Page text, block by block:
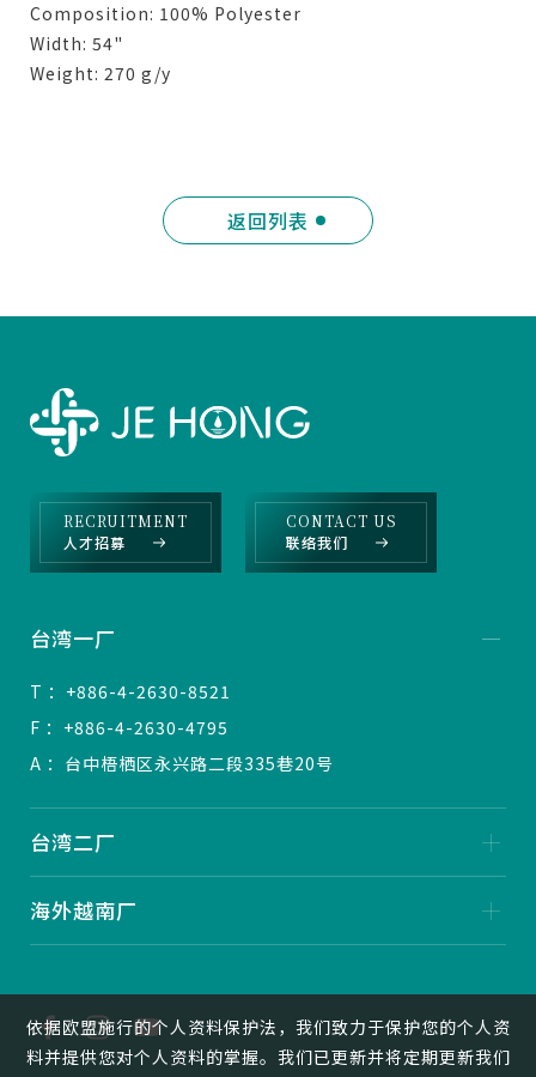
Composition: 100% Polyester
Width: 54"
Weight: 270 g/y
返回列表
RECRUITMENT
人才招募
CONTACT US
联络我们
台湾一厂
T ：+886-4-2630-8521
F ：+886-4-2630-4795
A ：台中梧栖区永兴路二段335巷20号
台湾二厂
海外越南厂
依据欧盟施行的个人资料保护法，我们致力于保护您的个人资
料并提供您对个人资料的掌握。我们已更新并将定期更新我们